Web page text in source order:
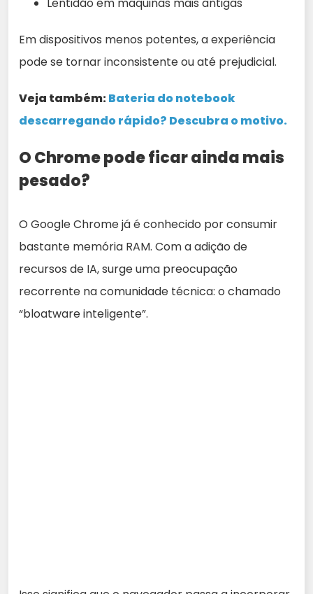
Em dispositivos menos potentes, a experiência
pode se tornar inconsistente ou até prejudicial.
Veja também:Bateria do notebook
descarregando rápido? Descubra o motivo.
O Chrome pode ficar ainda mais
pesado?
O Google Chrome já é conhecido por consumir
bastante memória RAM. Com a adição de
recursos de IA, surge uma preocupação
recorrente na comunidade técnica: o chamado
“bloatware inteligente”.